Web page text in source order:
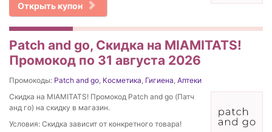
Открыть купон
Patch and go, Скидка на MIAMITATS!
Промокод по 31 августа 2026
Промокоды: Patch and go, Косметика, Гигиена, Аптеки
Скидка на MIAMITATS! Промокод Patch and go (Патч
анд го) на скидку в магазин.
Условия: Скидка зависит от конкретного товара!